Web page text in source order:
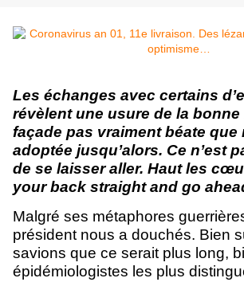
Les échanges avec certains
révèlent une usure de la bonne
façade pas vraiment béate
adoptée jusqu’alors. Ce n’est
de se laisser aller. Haut les
your back straight and go
Malgré ses métaphores
président nous a douchés. Bien
savions que ce serait plus long,
épidémiologistes les plus